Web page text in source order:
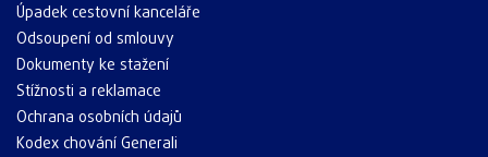
Úpadek cestovní kanceláře
Odsoupení od smlouvy
Dokumenty ke stažení
Stížnosti a reklamace
Ochrana osobních údajů
Kodex chování Generali